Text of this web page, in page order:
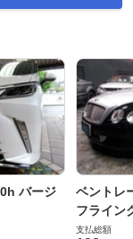
バージ
ベントレ
フライン
支払総額